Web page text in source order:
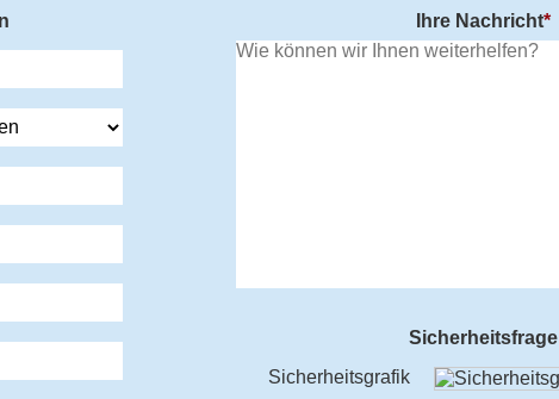
Ihre Nachricht*
Sicherheitsfrage
Sicherheitsgrafik